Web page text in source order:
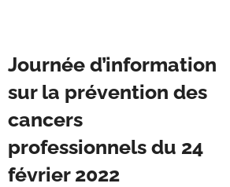
Journée d’information
sur la prévention des
cancers
professionnels du 24
février 2022